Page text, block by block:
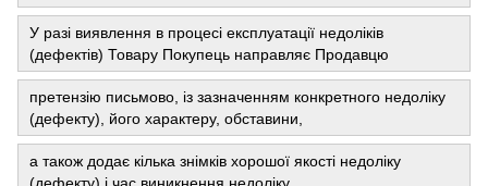
У разі виявлення в процесі експлуатації недоліків
(дефектів) Товару Покупець направляє Продавцю
претензію письмово, із зазначенням конкретного недоліку
(дефекту), його характеру, обставини,
а також додає кілька знімків хорошої якості недоліку
(дефекту) і час виникнення недоліку